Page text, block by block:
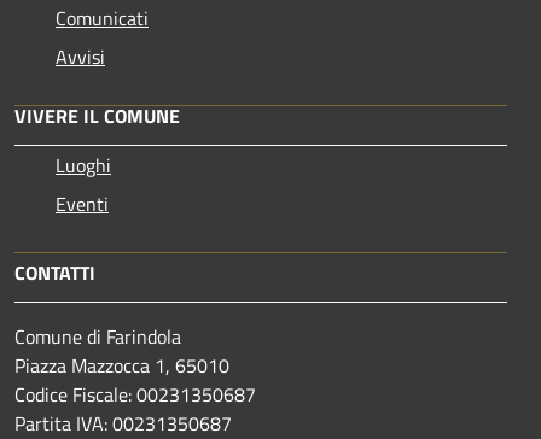
Comunicati
Avvisi
VIVERE IL COMUNE
Luoghi
Eventi
CONTATTI
Comune di Farindola
Piazza Mazzocca 1, 65010
Codice Fiscale: 00231350687
Partita IVA: 00231350687